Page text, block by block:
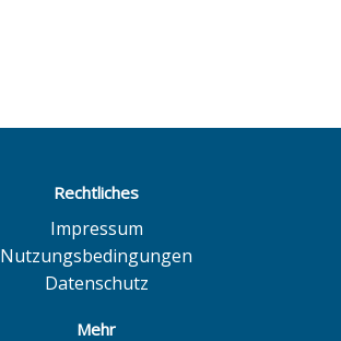
Rechtliches
Impressum
Nutzungsbedingungen
Datenschutz
Mehr